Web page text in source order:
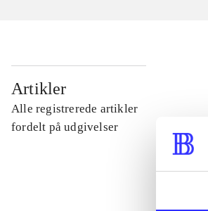
Artikler
Alle registrerede artikler
fordelt på udgivelser